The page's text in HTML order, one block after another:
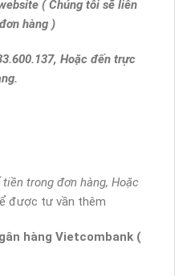
( Chúng tôi sẽ liên
hàng )
Hoặc đến trực
tiền trong đơn hàng, Hoặc
được tư vần thêm
hàng Vietcombank (